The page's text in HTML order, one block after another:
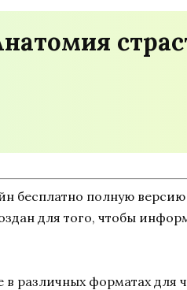
бесплатно полную
для того, чтобы
различных форматах для